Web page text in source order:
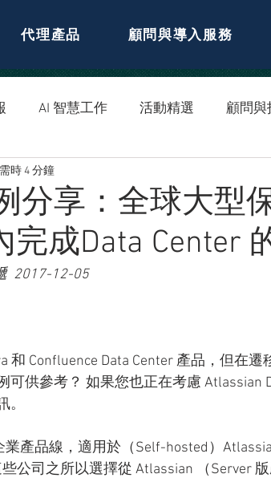
代理產品 顧問與導入服務
AI 智慧工作 活動精選 顧問與
分享：全球大型
成Data Center
時 4 分鐘
2017-12-05
和 Confluence Data Center 產品，但在
可供參考？ 如果您也正在考慮 Atlassian
業產品線，適用於（Self-hosted）
公司之所以選擇從 Atlassian （Server